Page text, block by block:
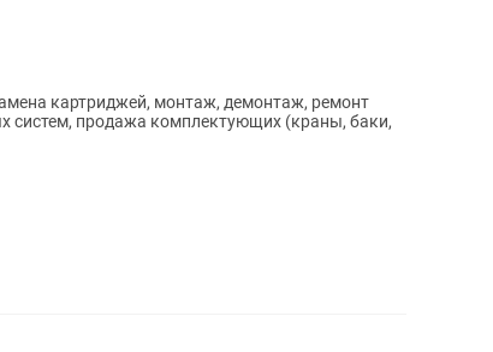
картриджей, монтаж, демонтаж, ремонт
систем, продажа комплектующих (краны, баки,